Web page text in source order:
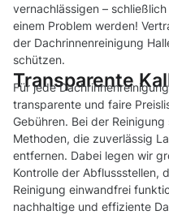
vernachlässigen –
einem Problem werden!
der Dachrinnenreinigung
schützen.
Transparente
Für jede
transparente und faire
Gebühren. Bei der
Methoden, die zuverlässig
entfernen. Dabei legen wir
Kontrolle der Abflussstellen,
Reinigung einwandfrei
nachhaltige und effiziente